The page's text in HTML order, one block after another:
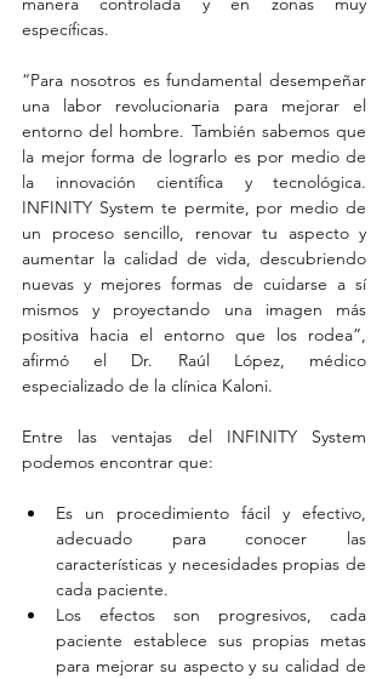
específicas.
“Para nosotros es fundamental desempeñar
una labor revolucionaria para mejorar el
entorno del hombre. También sabemos que
la mejor forma de lograrlo es por medio de
la innovación científica y tecnológica.
INFINITY System te permite, por medio de
un proceso sencillo, renovar tu aspecto y
aumentar la calidad de vida, descubriendo
nuevas y mejores formas de cuidarse a sí
mismos y proyectando una imagen más
positiva hacia el entorno que los rodea”,
afirmó el Dr. Raúl López, médico
especializado de la clínica Kaloni.
Entre las ventajas del INFINITY System
podemos encontrar que:
Es un procedimiento fácil y efectivo,
adecuado para conocer las
características y necesidades propias de
cada paciente.
Los efectos son progresivos, cada
paciente establece sus propias metas
para mejorar su aspecto y su calidad de